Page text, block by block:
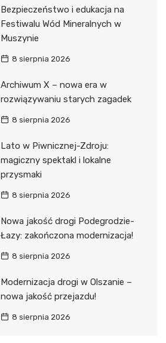
Bezpieczeństwo i edukacja na
Festiwalu Wód Mineralnych w
Muszynie
8 sierpnia 2026
Archiwum X – nowa era w
rozwiązywaniu starych zagadek
8 sierpnia 2026
Lato w Piwnicznej-Zdroju:
magiczny spektakl i lokalne
przysmaki
8 sierpnia 2026
Nowa jakość drogi Podegrodzie-
Łazy: zakończona modernizacja!
8 sierpnia 2026
Modernizacja drogi w Olszanie –
nowa jakość przejazdu!
8 sierpnia 2026